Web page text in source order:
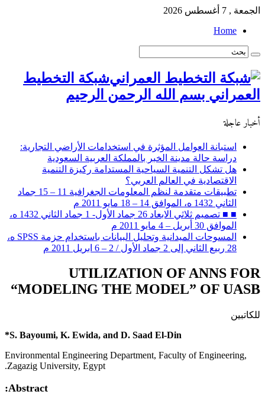
الجمعة , 7 أغسطس 2026
Home
شبكة التخطيط
العمراني بسم الله الرحمن الرحيم
أخبار عاجلة
استبانة العوامل المؤثرة في استخدامات الأراضي التجارية:
دراسة حالة مدينة الخبر بالمملكة العربية السعودية
هل تشكل التنمية السياحية المستدامة ركيزة التنمية
الاقتصادية في العالم العربي؟
تطبيقات متقدمة لنظم المعلومات الجغرافية 11 – 15 جماد
الثاني 1432 ه، الموافق 14 – 18 مايو 2011 م
■ ■ تصميم ثلاثي الابعاد 26 جماد الأول- 1 جماد الثاني 1432 ه،
الموافق 30 أبريل – 4 مايو 2011 م
المسوحات الميدانية وتحليل البيانات باستخدام حزمة SPSS ه،
28 ربيع الثاني إلى 2 جماد الأول / 2 – 6 ابريل 2011 م
UTILIZATION OF ANNS FOR
“MODELING THE MODEL” OF UASB
للكاتبين
S. Bayoumi, K. Ewida, and D. Saad El-Din*
Environmental Engineering Department, Faculty of Engineering,
Zagazig University, Egypt.
Abstract: